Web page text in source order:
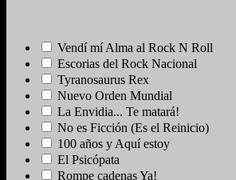
Vendí mí Alma al Rock N Roll
Escorias del Rock Nacional
Tyranosaurus Rex
Nuevo Orden Mundial
La Envidia... Te matará!
No es Ficción (Es el Reinicio)
100 años y Aquí estoy
El Psicópata
Rompe cadenas Ya!